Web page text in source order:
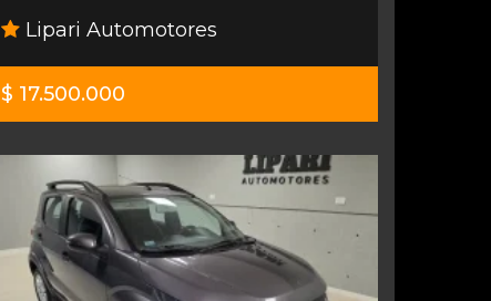
Lipari Automotores
$ 17.500.000